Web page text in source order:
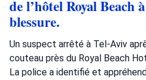
de l’hôtel Royal Beach
blessure.
Un suspect arrêté à Tel-Aviv
couteau près du Royal Beach
La police a identifié et